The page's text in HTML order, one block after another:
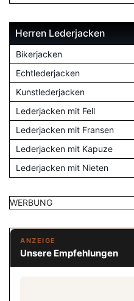
Herren Lederjacken
Bikerjacken
Echtlederjacken
Kunstlederjacken
Lederjacken mit Fell
Lederjacken mit Fransen
Lederjacken mit Kapuze
Lederjacken mit Nieten
WERBUNG
ANZEIGE
Unsere Empfehlungen